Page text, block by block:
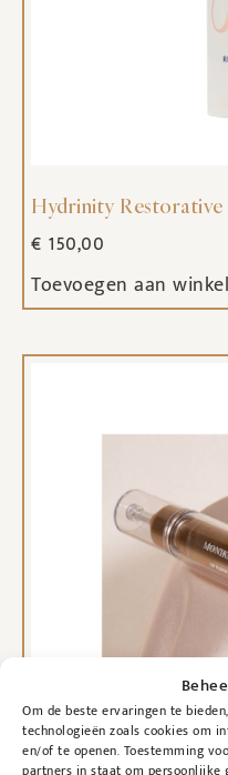
Om de beste ervaringen te
technologieën zoals cookies om
en/of te openen. Toestemming
partners in staat om persoonlijke
Hydrinity Restorative
€ 150,00
Toevoegen aan